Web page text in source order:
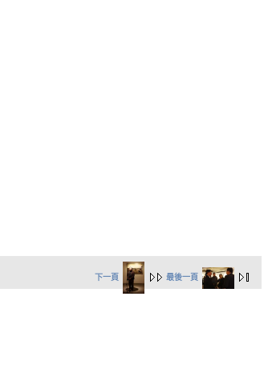
下一頁 最後一頁